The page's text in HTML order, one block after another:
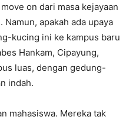
on dari masa kejayaan
apakah ada upaya
kucing ini ke kampus baru
Hankam, Cipayung,
luas, dengan gedung-
indah.
mahasiswa. Mereka tak